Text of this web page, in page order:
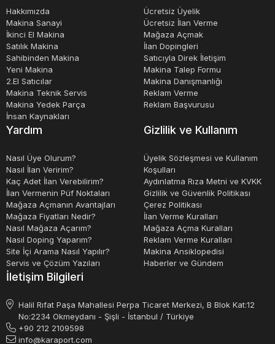
Hakkımızda
Makina Sanayi
İkinci El Makina
Satılık Makina
Sahibinden Makina
Yeni Makina
2.El Satıcılar
Makina Teknik Servis
Makina Yedek Parça
İnsan Kaynakları
Ücretsiz Üyelik
Ücretsiz İlan Verme
Mağaza Açmak
İlan Dopingleri
Satıcıyla Direk İletişim
Makina Talep Formu
Makina Danışmanlığı
Reklam Verme
Reklam Başvurusu
Yardım
Nasıl Üye Olurum?
Nasıl İlan Veririm?
Kaç Adet İlan Verebilirim?
İlan Vermenin Püf Noktaları
Mağaza Açmanın Avantajları
Mağaza Fiyatları Nedir?
Nasıl Mağaza Açarım?
Nasıl Doping Yaparım?
Site İçi Arama Nasıl Yapılır?
Servis ve Çözüm Yazıları
Gizlilik ve Kullanım
Üyelik Sözleşmesi ve Kullanım
Koşulları
Aydınlatma Rıza Metni ve KVKK
Gizlilik ve Güvenlik Politikası
Çerez Politikası
İlan Verme Kuralları
Mağaza Açma Kuralları
Reklam Verme Kuralları
Makina Ansiklopedisi
Haberler ve Gündem
İletişim Bilgileri
Halil Rıfat Paşa Mahallesi Perpa Ticaret Merkezi, B Blok Kat:12
No:2234 Okmeydanı - Şişli - İstanbul / Türkiye
+90 212 2109598
info@karaport.com